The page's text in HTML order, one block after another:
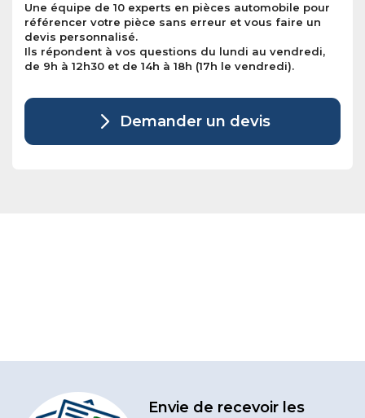
Une équipe de 10 experts en pièces automobile pour
référencer votre pièce sans erreur et vous faire un
devis personnalisé.
Ils répondent à vos questions du lundi au vendredi,
de 9h à 12h30 et de 14h à 18h (17h le vendredi).
Demander un devis
Envie de recevoir les